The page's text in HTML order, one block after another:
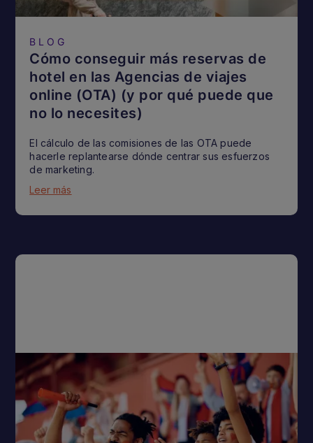
BLOG
Cómo conseguir más reservas de
hotel en las Agencias de viajes
online (OTA) (y por qué puede que
no lo necesites)
El cálculo de las comisiones de las OTA puede
hacerle replantearse dónde centrar sus esfuerzos
de marketing.
Leer más